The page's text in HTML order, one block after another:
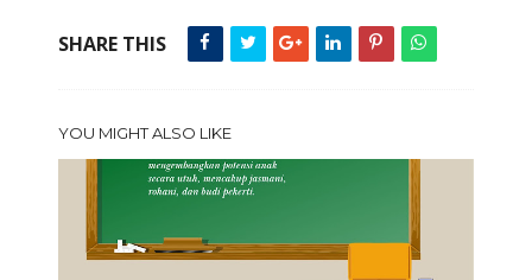
SHARE THIS
YOU MIGHT ALSO LIKE